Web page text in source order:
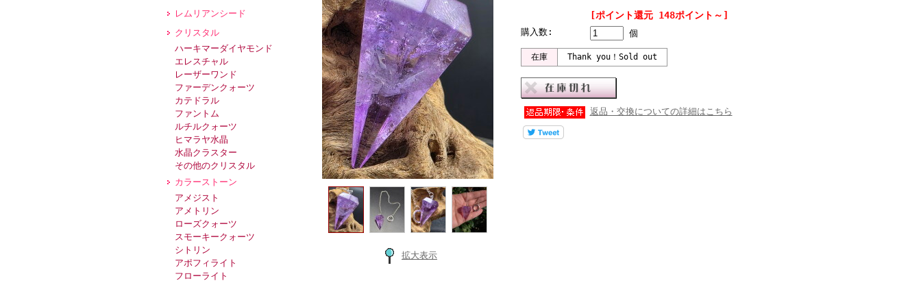
レムリアンシード
クリスタル
ハーキマーダイヤモンド
エレスチャル
レーザーワンド
ファーデンクォーツ
カテドラル
ファントム
ルチルクォーツ
ヒマラヤ水晶
水晶クラスター
その他のクリスタル
カラーストーン
アメジスト
アメトリン
ローズクォーツ
スモーキークォーツ
シトリン
アポフィライト
フローライト
拡大表示
[ポイント還元 148ポイント～]
購入数: 個
在庫 Thank you！Sold out
返品・交換についての詳細はこちら